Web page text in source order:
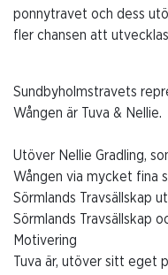
ponnytravet och dess
fler chansen att
Sundbyholmstravets
Wången är Tuva & Nellie.
Utöver Nellie Gradling,
Wången via mycket fina
Sörmlands Travsällskap
Sörmlands Travsällskap
Motivering
Tuva är, utöver sitt eget